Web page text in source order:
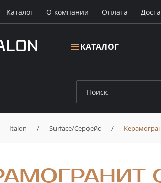
Каталог О компании Oплата
КАТАЛОГ
Italon / Surface/Серфейс /